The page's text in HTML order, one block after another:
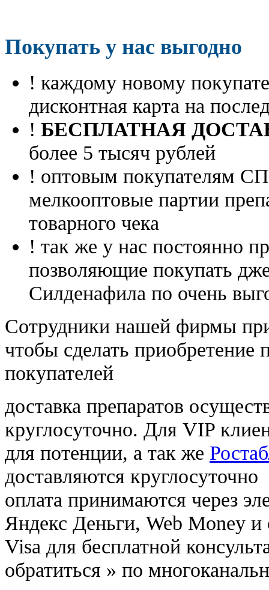
Покупать у нас выгодно
! каждому новому
дисконтная карта на
! БЕСПЛАТНАЯ
более 5 тысяч рублей
! оптовым покупателям
мелкооптовые партии
товарного чека
! так же у нас постоянно
позволяющие покупать
Силденафила по очень
Cотрудники нашей фирмы
чтобы сделать приобретение
покупателей
доставка препаратов
круглосуточно. Для VIP
для потенции, а так же
доставляются круглосуточно
оплата принимаются через
Яндекс Деньги, Web Money и
Visa для бесплатной
обратиться » по